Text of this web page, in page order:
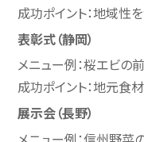
成功ポイント：地域性
表彰式（静岡）
メニュー例：桜エビの
成功ポイント：地元食
展示会（長野）